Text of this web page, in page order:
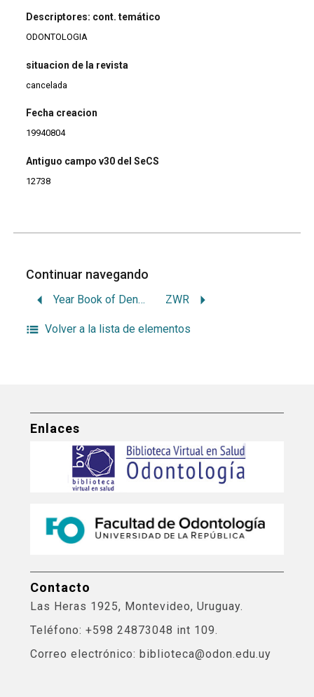
Descriptores: cont. temático
ODONTOLOGIA
situacion de la revista
cancelada
Fecha creacion
19940804
Antiguo campo v30 del SeCS
12738
Continuar navegando
Year Book of Dentistry ZWR
Volver a la lista de elementos
Enlaces
Contacto
Las Heras 1925, Montevideo, Uruguay.
Teléfono: +598 24873048 int 109.
Correo electrónico: biblioteca@odon.edu.uy